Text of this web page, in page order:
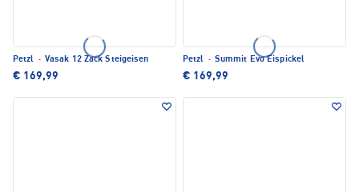
Petzl · Vasak 12 Zack Steigeisen
€ 169,99
Petzl · Summit Evo Eispickel
€ 169,99